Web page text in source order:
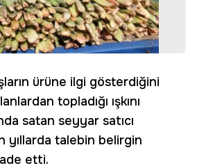
ürüne ilgi gösterdiğini
topladığı ışkını
satan seyyar satıcı
yıllarda talebin belirgin
etti.